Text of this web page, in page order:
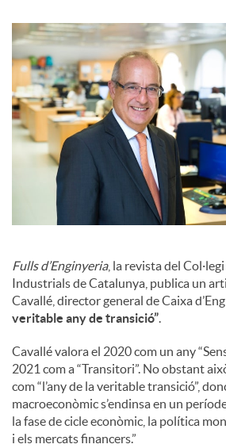
e
s
S
c
i
a
l
s
Fulls d’Enginyeria, la revista del
Industrials de Catalunya, publica un
Cavallé, director general de Caixa
veritable any de transició”.
Cavallé valora el 2020 com un any
2021 com a “Transitori”. No obstant
com “l’any de la veritable transició”,
macroeconòmic s’endinsa en un
la fase de cicle econòmic, la política
i els mercats financers.”